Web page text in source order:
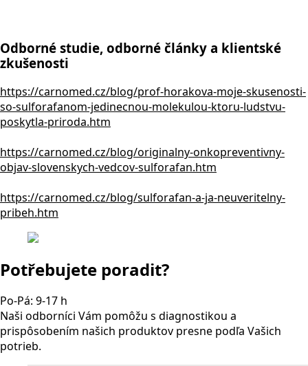
Odborné studie, odborné články a klientské
zkušenosti
https://carnomed.cz/blog/prof-horakova-moje-skusenosti-
so-sulforafanom-jedinecnou-molekulou-ktoru-ludstvu-
poskytla-priroda.htm
https://carnomed.cz/blog/originalny-onkopreventivny-
objav-slovenskych-vedcov-sulforafan.htm
https://carnomed.cz/blog/sulforafan-a-ja-neuveritelny-
pribeh.htm
Potřebujete poradit?
Po-Pá: 9-17 h
Naši odborníci Vám pomôžu s diagnostikou a
prispôsobením našich produktov presne podľa Vašich
potrieb.